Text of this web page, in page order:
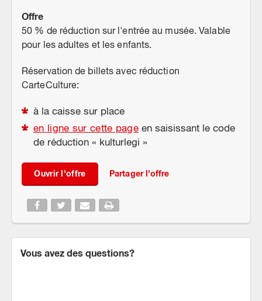
Offre
50 % de réduction sur l'entrée au musée. Valable
pour les adultes et les enfants.
Réservation de billets avec réduction
CarteCulture:
à la caisse sur place
en ligne sur cette pageen saisissant le code
de réduction « kulturlegi »
Ouvrir l'offre Partager l'offre
Vous avez des questions?